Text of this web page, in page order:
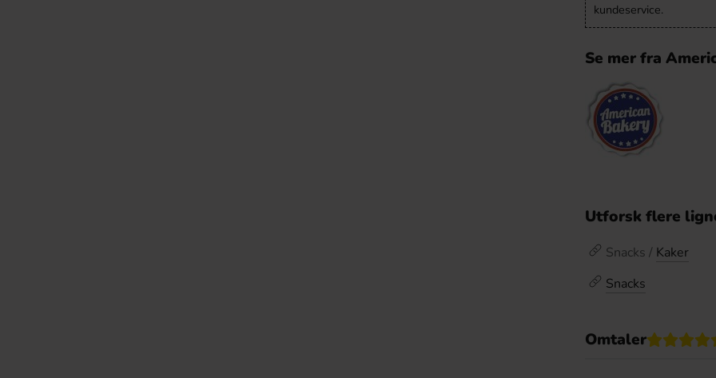
kundeservice.
Se mer fra
Utforsk flere
Snacks / Kaker
Snacks
Omtaler